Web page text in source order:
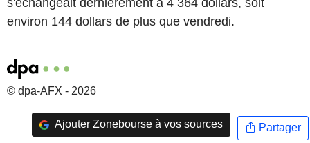
environ 144 dollars de plus que vendredi.
© dpa-AFX - 2026
Ajouter Zonebourse à vos sources Partager